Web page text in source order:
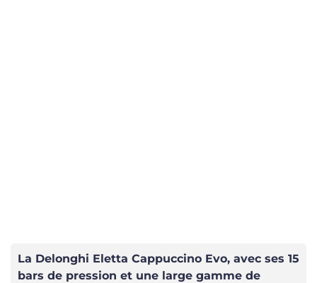
La Delonghi Eletta Cappuccino Evo, avec ses 15
bars de pression et une large gamme de